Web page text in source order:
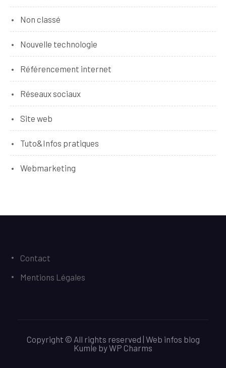
Non classé
Nouvelle technologie
Référencement internet
Réseaux sociaux
Site web
Tuto&Infos pratiques
Webmarketing
Contact
Mentions Légales
Copyright © All rights reserved | Web infos blog
Kumle byWP Charms